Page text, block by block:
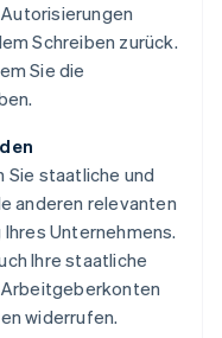
Schreiben zurück.
Sie die
Sie staatliche und
anderen relevanten
Unternehmens.
Ihre staatliche
widerrufen.